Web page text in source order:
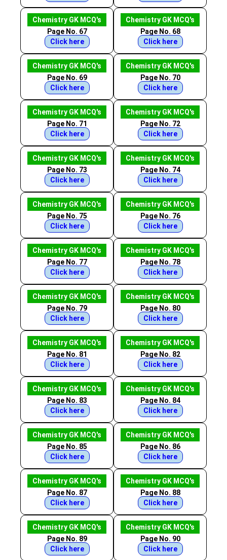
Chemistry GK MCQ's
Page No. 67
Click here
Chemistry GK MCQ's
Page No. 68
Click here
Chemistry GK MCQ's
Page No. 69
Click here
Chemistry GK MCQ's
Page No. 70
Click here
Chemistry GK MCQ's
Page No. 71
Click here
Chemistry GK MCQ's
Page No. 72
Click here
Chemistry GK MCQ's
Page No. 73
Click here
Chemistry GK MCQ's
Page No. 74
Click here
Chemistry GK MCQ's
Page No. 75
Click here
Chemistry GK MCQ's
Page No. 76
Click here
Chemistry GK MCQ's
Page No. 77
Click here
Chemistry GK MCQ's
Page No. 78
Click here
Chemistry GK MCQ's
Page No. 79
Click here
Chemistry GK MCQ's
Page No. 80
Click here
Chemistry GK MCQ's
Page No. 81
Click here
Chemistry GK MCQ's
Page No. 82
Click here
Chemistry GK MCQ's
Page No. 83
Click here
Chemistry GK MCQ's
Page No. 84
Click here
Chemistry GK MCQ's
Page No. 85
Click here
Chemistry GK MCQ's
Page No. 86
Click here
Chemistry GK MCQ's
Page No. 87
Click here
Chemistry GK MCQ's
Page No. 88
Click here
Chemistry GK MCQ's
Page No. 89
Click here
Chemistry GK MCQ's
Page No. 90
Click here